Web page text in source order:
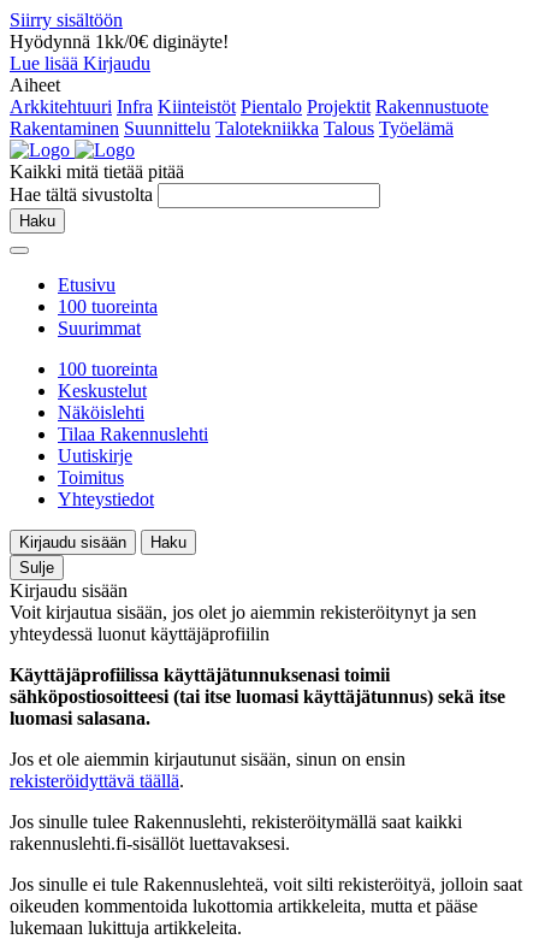
Siirry sisältöön
Hyödynnä 1kk/0€ diginäyte!
Lue lisää Kirjaudu
Aiheet
Arkkitehtuuri Infra Kiinteistöt Pientalo Projektit Rakennustuote
Rakentaminen Suunnittelu Talotekniikka Talous Työelämä
Kaikki mitä tietää pitää
Hae tältä sivustolta
Haku
Etusivu
100 tuoreinta
Suurimmat
100 tuoreinta
Keskustelut
Näköislehti
Tilaa Rakennuslehti
Uutiskirje
Toimitus
Yhteystiedot
Kirjaudu sisään
Haku
Sulje
Kirjaudu sisään
Voit kirjautua sisään, jos olet jo aiemmin rekisteröitynyt ja sen
yhteydessä luonut käyttäjäprofiilin
Käyttäjäprofiilissa käyttäjätunnuksenasi toimii
sähköpostiosoitteesi (tai itse luomasi käyttäjätunnus) sekä itse
luomasi salasana.
Jos et ole aiemmin kirjautunut sisään, sinun on ensin
rekisteröidyttävä täällä.
Jos sinulle tulee Rakennuslehti, rekisteröitymällä saat kaikki
rakennuslehti.fi-sisällöt luettavaksesi.
Jos sinulle ei tule Rakennuslehteä, voit silti rekisteröityä, jolloin saat
oikeuden kommentoida lukottomia artikkeleita, mutta et pääse
lukemaan lukittuja artikkeleita.